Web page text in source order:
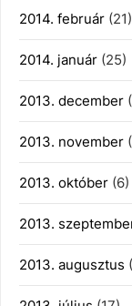
2014. február (21)
2014. január (25)
2013. december
2013. november
2013. október (6)
2013.
2013. augusztus